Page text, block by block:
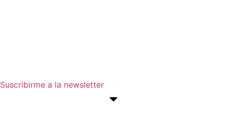
Suscribirme a la newsletter